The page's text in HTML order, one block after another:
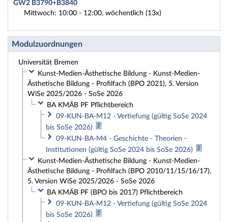
GW2 B3790+B3840
Mittwoch: 10:00 - 12:00, wöchentlich (13x)
Modulzuordnungen
Universität Bremen
Kunst-Medien-Ästhetische Bildung - Kunst-Medien-
Ästhetische Bildung - Profilfach (BPO 2021), 5. Version
WiSe 2025/2026 - SoSe 2026
BA KMÄB PF Pflichtbereich
09-KUN-BA-M12 - Vertiefung (gültig SoSe 2024
bis SoSe 2026)
09-KUN-BA-M4 - Geschichte - Theorien -
Institutionen (gültig SoSe 2024 bis SoSe 2026)
Kunst-Medien-Ästhetische Bildung - Kunst-Medien-
Ästhetische Bildung - Profilfach (BPO 2010/11/15/16/17),
5. Version WiSe 2025/2026 - SoSe 2026
BA KMÄB PF (BPO bis 2017) Pflichtbereich
09-KUN-BA-M12 - Vertiefung (gültig SoSe 2024
bis SoSe 2026)